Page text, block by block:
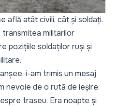
află atât civili, cât și soldați.
transmitea militarilor
pozițiile soldaților ruși și
i-am trimis un mesaj
nevoie de o rută de ieșire.
traseu. Era noapte și